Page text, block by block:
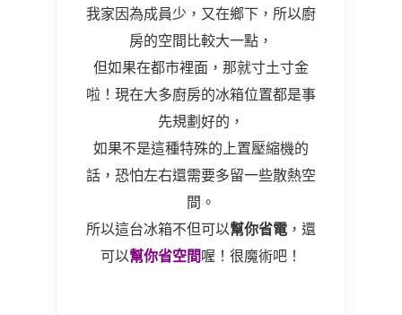
我家因為成員少，又在鄉下，所以廚
房的空間比較大一點，
但如果在都市裡面，那就寸土寸金
啦！現在大多廚房的冰箱位置都是事
先規劃好的，
如果不是這種特殊的上置壓縮機的
話，恐怕左右還需要多留一些散熱空
間。
所以這台冰箱不但可以幫你省電 ，還
可以幫你省空間喔！很魔術吧！